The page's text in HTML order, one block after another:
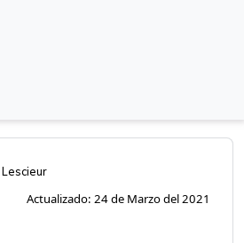
Actualizado: 24 de Marzo del 2021